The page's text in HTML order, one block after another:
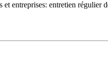
entreprises: entretien régulier